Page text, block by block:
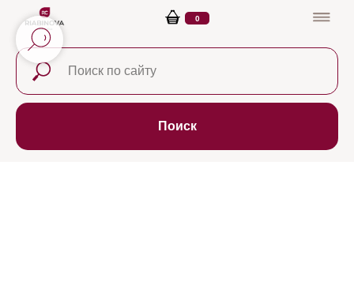
0
Поиск